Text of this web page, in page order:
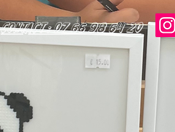
Contact : 07 66 98 64 20